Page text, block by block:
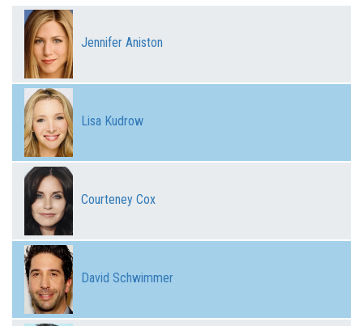
Jennifer Aniston
Lisa Kudrow
Courteney Cox
David Schwimmer